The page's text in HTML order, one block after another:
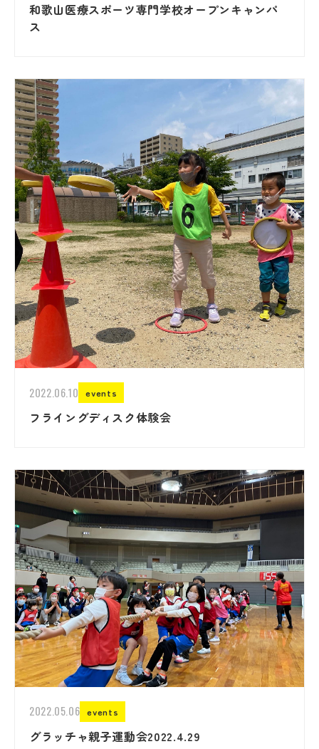
和歌山医療スポーツ専門学校オープンキャンパ
ス
2022.06.10 events
フライングディスク体験会
2022.05.06 events
グラッチャ親子運動会2022.4.29